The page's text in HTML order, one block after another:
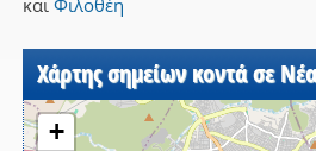
και Φιλοθέη
Χάρτης σημείων κοντά σε
+